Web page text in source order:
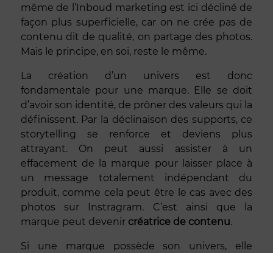
même de l’Inboud marketing est ici décliné de
façon plus superficielle, car on ne crée pas de
contenu dit de qualité, on partage des photos.
Mais le principe, en soi, reste le même.
La création d’un univers est donc
fondamentale pour une marque. Elle se doit
d’avoir son identité, de prôner des valeurs qui la
définissent. Par la déclinaison des supports, ce
storytelling se renforce et deviens plus
attrayant. On peut aussi assister à un
effacement de la marque pour laisser place à
un message totalement indépendant du
produit, comme cela peut être le cas avec des
photos sur Instragram. C’est ainsi que la
marque peut devenir créatrice de contenu.
Si une marque possède son univers, elle